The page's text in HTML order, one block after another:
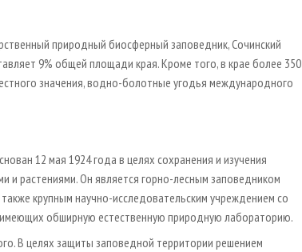
природный биосферный заповедник, Сочинский
9% общей площади края. Кроме того, в крае более 350
значения, водно-болотные угодья международного
12 мая 1924 года в целях сохранения и изучения
растениями. Он является горно-лесным заповедником
крупным научно-исследовательским учреждением со
обширную естественную природную лабораторию.
В целях защиты заповедной территории решением